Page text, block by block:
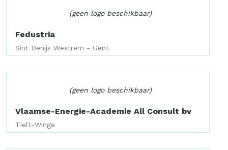
(geen logo beschikbaar)
Fedustria
Sint Denijs Westrem - Gent
(geen logo beschikbaar)
Vlaamse-Energie-Academie All Consult bv
Tielt-Winge